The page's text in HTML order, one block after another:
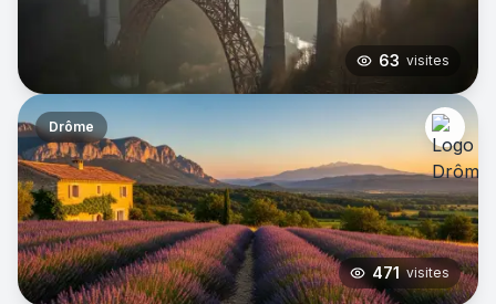
63 visites
Drôme
471 visites